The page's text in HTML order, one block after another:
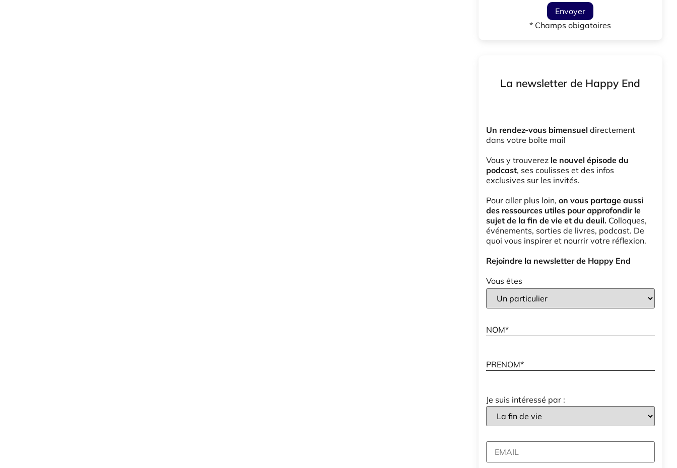
Envoyer
* Champs obigatoires
La newsletter de Happy End
Un rendez-vous bimensuel directement
dans votre boîte mail
Vous y trouverez le nouvel épisode du
podcast, ses coulisses et des infos
exclusives sur les invités.
Pour aller plus loin, on vous partage aussi
des ressources utiles pour approfondir le
sujet de la fin de vie et du deuil. Colloques,
événements, sorties de livres, podcast. De
quoi vous inspirer et nourrir votre réflexion.
Rejoindre la newsletter de Happy End
Vous êtes
Je suis intéressé par :